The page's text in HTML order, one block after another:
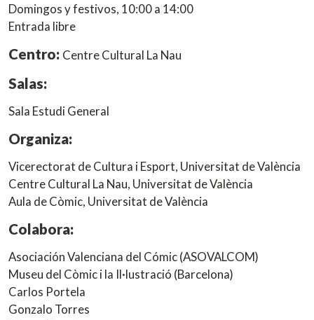
Domingos y festivos, 10:00 a 14:00
Entrada libre
Centro: Centre Cultural La Nau
Salas:
Sala Estudi General
Organiza:
Vicerectorat de Cultura i Esport, Universitat de València
Centre Cultural La Nau, Universitat de València
Aula de Còmic, Universitat de València
Colabora:
Asociación Valenciana del Cómic (ASOVALCOM)
Museu del Còmic i la Il·lustració (Barcelona)
Carlos Portela
Gonzalo Torres